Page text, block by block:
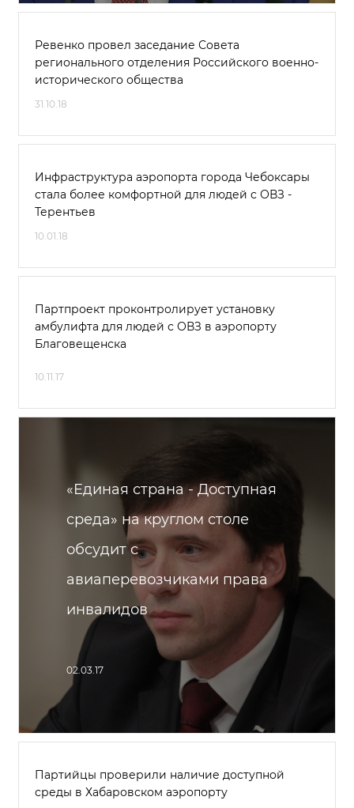
Ревенко провел заседание Совета
регионального отделения Российского военно-
исторического общества
31.10.18
Инфраструктура аэропорта города Чебоксары
стала более комфортной для людей с ОВЗ -
Терентьев
10.01.18
Партпроект проконтролирует установку
амбулифта для людей с ОВЗ в аэропорту
Благовещенска
10.11.17
«Единая страна - Доступная
среда» на круглом столе
обсудит с
авиаперевозчиками права
инвалидов
02.03.17
Партийцы проверили наличие доступной
среды в Хабаровском аэропорту